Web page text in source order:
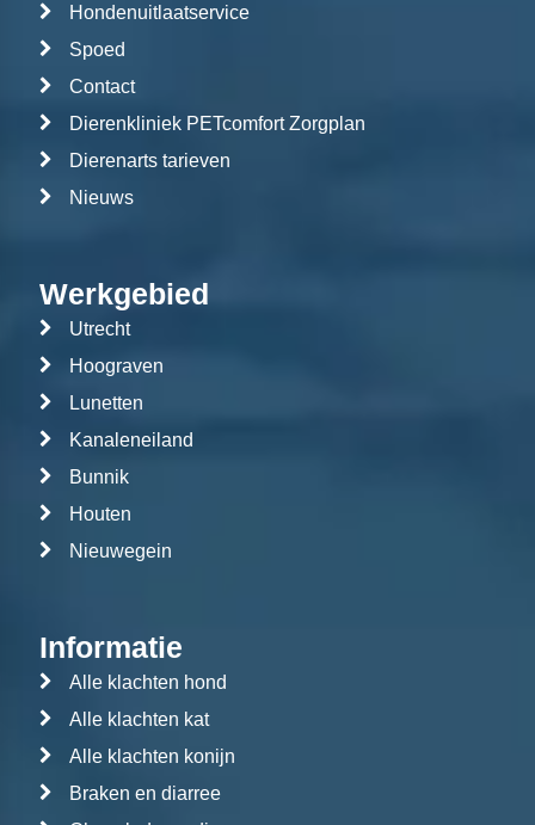
Hondenuitlaatservice
Spoed
Contact
Dierenkliniek PETcomfort Zorgplan
Dierenarts tarieven
Nieuws
Werkgebied
Utrecht
Hoograven
Lunetten
Kanaleneiland
Bunnik
Houten
Nieuwegein
Informatie
Alle klachten hond
Alle klachten kat
Alle klachten konijn
Braken en diarree